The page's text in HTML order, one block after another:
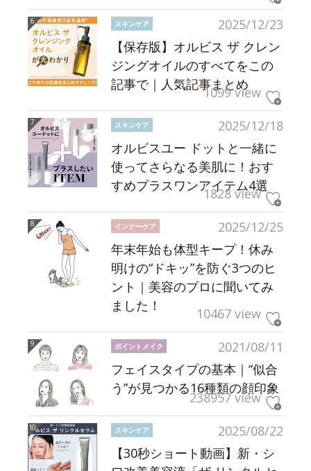
2025/12/23
スキンケア
【保存版】オルビス ザ クレン
ジングオイルのすべてをこの
記事で｜人気記事まとめ
1099 view
2025/12/18
スキンケア
オルビスユー ドットと一緒に
使ってさらなる美肌に！おす
すめプラスワンアイテム4選
1828 view
2025/12/25
インナーケア
年末年始も体型キープ！休み
明けの“ドキッ”を防ぐ3つのヒ
ント｜美容のプロに聞いてみ
ました！
10467 view
2021/08/11
ポイントメイク
フェイスタイプの基本｜“似合
う”が見つかる16種類の顔印象
238957 view
2025/08/22
スキンケア
【30秒ショート動画】新・シ